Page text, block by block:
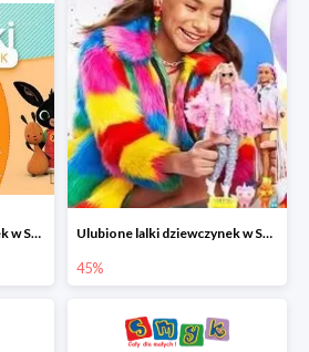
Zabawki z ulubionych bajek w Smyku do -50% Ulubione lalki dziewczynek w Smyku do -45%
45%